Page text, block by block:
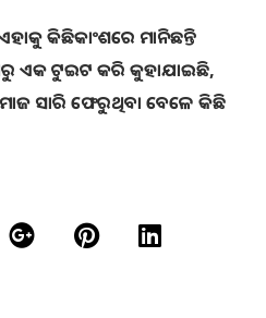
କିଛିକାଂଶରେ ମାନିଛନ୍ତି
ଏକ ଟୁଇଟ କରି କୁହାଯାଇଛି,
ସାରି ଫେରୁଥିବା ବେଳେ କିଛି